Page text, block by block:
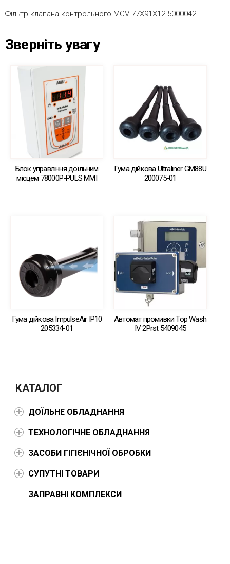
Фільтр клапана контрольного MCV 77X91X12 5000042
Зверніть увагу
Блок управління доїльним
місцем 78000Р-PULS MMI
Гума дійкова Ultraliner GM88U
200075-01
Гума дійкова ImpulseAir IP10
205334-01
Автомат промивки Top Wash
IV 2Prst 5409045
КАТАЛОГ
ДОЇЛЬНЕ ОБЛАДНАННЯ
ТЕХНОЛОГІЧНЕ ОБЛАДНАННЯ
ЗАСОБИ ГІГІЄНІЧНОЇ ОБРОБКИ
СУПУТНІ ТОВАРИ
ЗАПРАВНІ КОМПЛЕКСИ